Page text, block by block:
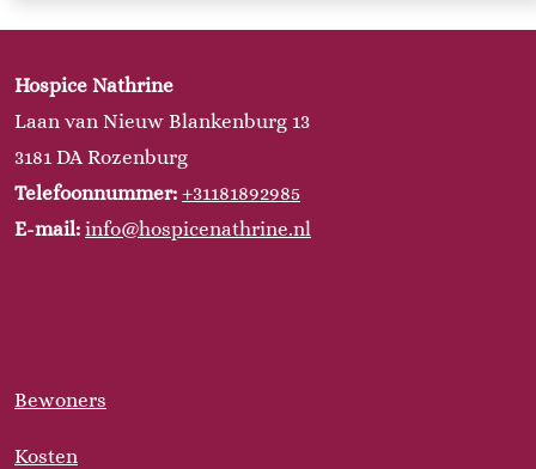
Hospice Nathrine
Laan van Nieuw Blankenburg 13
3181 DA Rozenburg
Telefoonnummer: +31181892985
E-mail: info@hospicenathrine.nl
Bewoners
Kosten